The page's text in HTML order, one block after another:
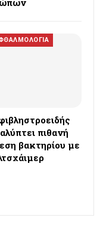
πιθανή
βακτηρίου με